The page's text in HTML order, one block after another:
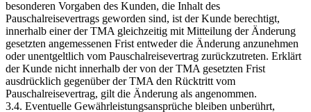
besonderen Vorgaben des Kunden, die Inhalt des
Pauschalreisevertrags geworden sind, ist der Kunde berechtigt,
innerhalb einer der TMA gleichzeitig mit Mitteilung der Änderung
gesetzten angemessenen Frist entweder die Änderung anzunehmen
oder unentgeltlich vom Pauschalreisevertrag zurückzutreten. Erklärt
der Kunde nicht innerhalb der von der TMA gesetzten Frist
ausdrücklich gegenüber der TMA den Rücktritt vom
Pauschalreisevertrag, gilt die Änderung als angenommen.
3.4. Eventuelle Gewährleistungsansprüche bleiben unberührt,